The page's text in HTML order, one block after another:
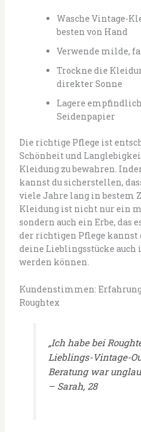
Wasche Vintage-
besten von Hand
Verwende milde,
Trockne die
direkter Sonne
Lagere
Seidenpapier
Die richtige Pflege ist
Schönheit und
Kleidung zu bewahren.
kannst du sicherstellen,
viele Jahre lang in bestem
Kleidung ist nicht nur ein
sondern auch ein Erbe, das
der richtigen Pflege kannst
deine Lieblingsstücke auch
werden können.
Kundenstimmen:
Roughtex
„Ich habe bei
Lieblings-Vintage-
Beratung war
– Sarah, 28